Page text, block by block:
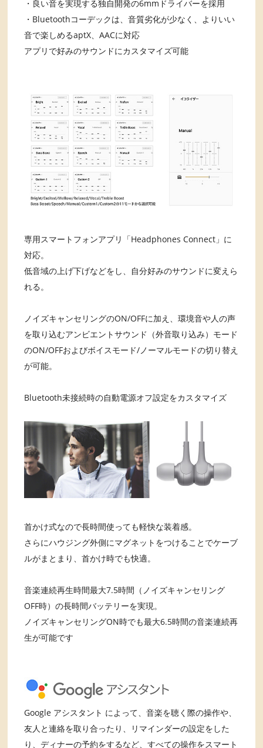
・良い音を実現する独自開発の6mmドライバーを採用
・Bluetoothコーデックは、音質劣化が少なく、よりいい
音で楽しめるaptX、AACに対応
アプリで好みのサウンドにカスタマイズ可能
専用スマートフォンアプリ「Headphones Connect」に
対応。
低音域の上げ下げなどをし、自分好みのサウンドに変えら
れる。
ノイズキャンセリングのON/OFFに加え、環境音や人の声
を取り込むアンビエントサウンド（外音取り込み）モード
のON/OFFおよびボイスモード/ノーマルモードの切り替え
が可能。
Bluetooth未接続時の自動電源オフ設定をカスタマイズ
首かけ式なので長時間使っても軽快な装着感。
さらにハウジング外側にマグネットをつけることでケーブ
ルがまとまり、首かけ時でも快適。
音楽連続再生時間最大7.5時間（ノイズキャンセリング
OFF時）の長時間バッテリーを実現。
ノイズキャンセリングON時でも最大6.5時間の音楽連続再
生が可能です
Google アシスタント によって、音楽を聴く際の操作や、
友人と連絡を取り合ったり、リマインダーの設定をした
り、ディナーの予約をするなど、すべての操作をスマート